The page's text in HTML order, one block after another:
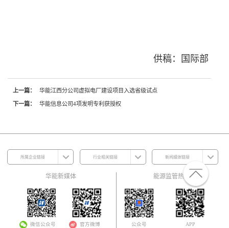
供稿：国际部
上一篇： 华能江西分公司虚拟电厂建设项目入选省级试点
下一篇： 华能信息公司4项发明专利获授权
所属企业链接 行业相关链接 新闻媒体链接
华能新媒体
微信公众号 官方微博
能源监管热线
公众号 APP